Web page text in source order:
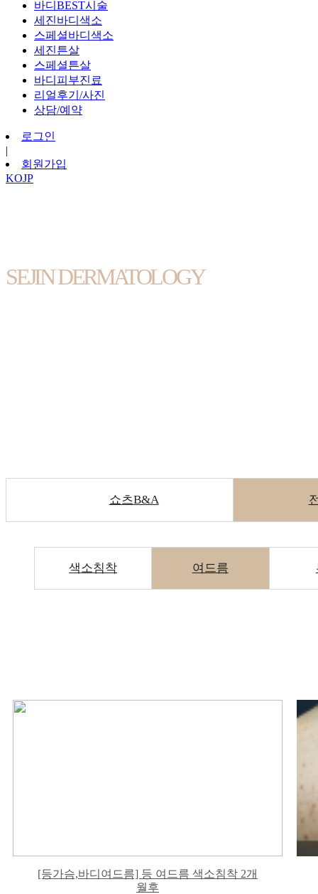
바디BEST시술
세진바디색소
스페셜바디색소
세진튼살
스페셜튼살
바디피부진료
리얼후기/사진
상담/예약
로그인
|
회원가입
KOJP
SEJIN DERMATOLOGY
쇼츠B&A
색소침착 여드름
[등가슴,바디여드름] 등 여드름 색소침착 2개
월후